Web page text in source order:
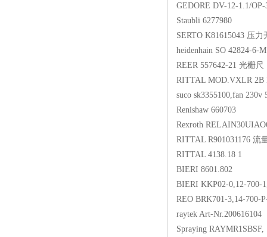
GEDORE DV-12-1.1/
Staubli 6277980
SERTO K81615043 压力
heidenhain SO 42824-6-
REER 557642-21 光栅尺
RITTAL MOD.VXLR 2B
suco sk3355100,fan
Renishaw 660703
Rexroth
RITTAL R901031176 流
RITTAL 4138.18 1
BIERI 8601.802
BIERI KKP02-0,12-700-
REO BRK701-3,14-700-
raytek Art-Nr.200616104
Spraying